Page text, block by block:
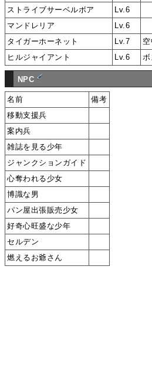
ストライブサーベルボア
Lv.6
マンドレリア
Lv.6
タイガーホーネット
Lv.7
空
ヒルジャイアント
Lv.6 ボ
NPC
名前
備考
移動支援兵
案内兵
雑誌を見る少年
ジャンクションガイド
心奪われる少女
博識な男
パン屋出張販売少女
好奇心旺盛な少年
セルデン
燃えるお爺さん